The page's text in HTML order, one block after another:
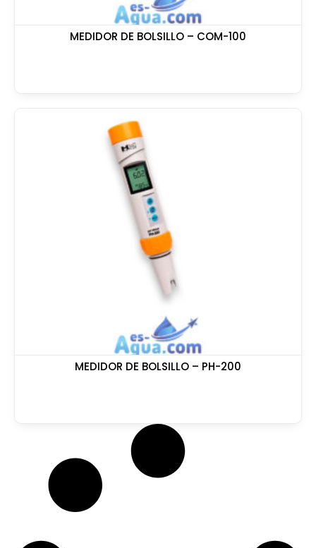
MEDIDOR DE BOLSILLO – COM-100
MEDIDOR DE BOLSILLO – PH-200